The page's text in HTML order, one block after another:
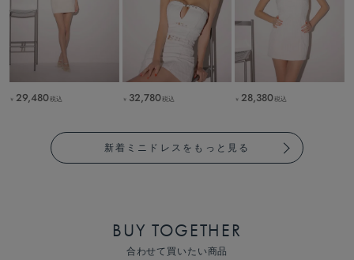
￥ 29,480税込 ￥ 32,780税込 ￥ 28,380税込
新着ミニドレスをもっと見る
BUY TOGETHER
合わせて買いたい商品